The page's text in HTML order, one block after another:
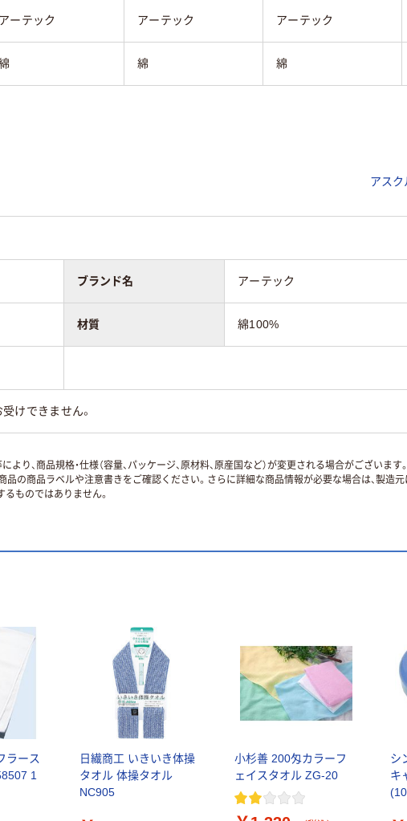
アーテック アーテック アーテック
綿 綿
アスク
ブランド名 アーテック
材質 綿100%
けできません。
、商品規格・仕様（容量、パッケージ、原材料、原産国など）が変更される場合がございます
の商品ラベルや注意書きをご確認ください。さらに詳細な商品情報が必要な場合は、製造元
るものではありません。
ラース
1
日繊商工 いきいき体操
タオル 体操タオル
NC905
小杉善 200匁カラーフ
ェイスタオル ZG-20
シ
キ